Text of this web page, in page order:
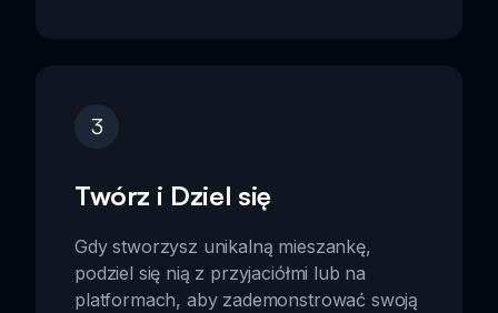
3
Twórz i Dziel się
Gdy stworzysz unikalną mieszankę,
podziel się nią z przyjaciółmi lub na
platformach, aby zademonstrować swoją